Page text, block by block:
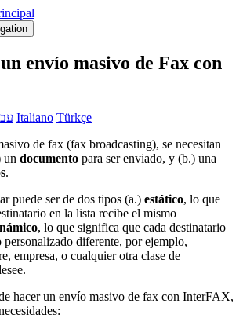
envío masivo de Fax con
Italiano Türkçe
de fax (fax broadcasting), se necesitan
un documento para ser enviado, y (b.) una
.
puede ser de dos tipos (a.) estático, lo que
en la lista recibe el mismo
, lo que significa que cada destinatario
diferente, por ejemplo,
empresa, o cualquier otra clase de
hacer un envío masivo de fax con InterFAX,